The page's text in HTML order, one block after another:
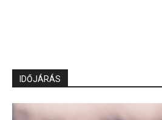
IDŐJÁRÁS